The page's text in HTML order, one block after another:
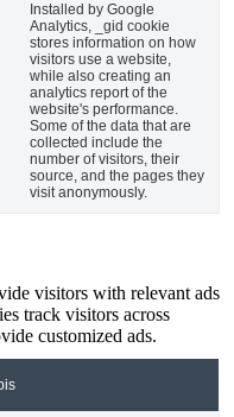
Installed by Google
Analytics, _gid cookie
stores information on how
visitors use a website,
while also creating an
analytics report of the
website's performance.
Some of the data that are
collected include the
number of visitors, their
source, and the pages they
visit anonymously.
visitors with relevant ads
track visitors across
customized ads.